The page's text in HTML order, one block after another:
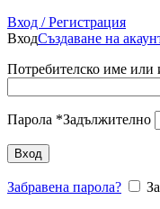
Вход / Регистрация
ВходСъздаване на
Потребителско име или
Парола *Задължително
Вход
Забравена парола?